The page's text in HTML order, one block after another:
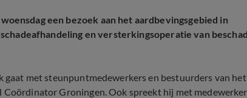
een bezoek aan het aardbevingsgebied in
en versterkingsoperatie van
met steunpuntmedewerkers en bestuurders van het
Groningen. Ook spreekt hij met